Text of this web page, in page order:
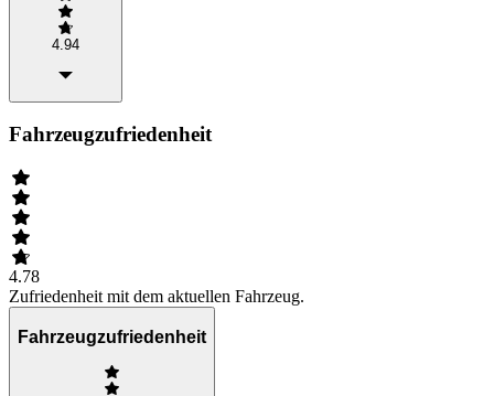
4.94
Fahrzeugzufriedenheit
4.78
Zufriedenheit mit dem aktuellen Fahrzeug.
Fahrzeugzufriedenheit